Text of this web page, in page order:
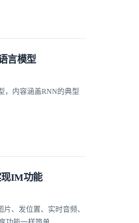
言模型
，内容涵盖RNN的典型
现IM功能
、发位置、实时音频、